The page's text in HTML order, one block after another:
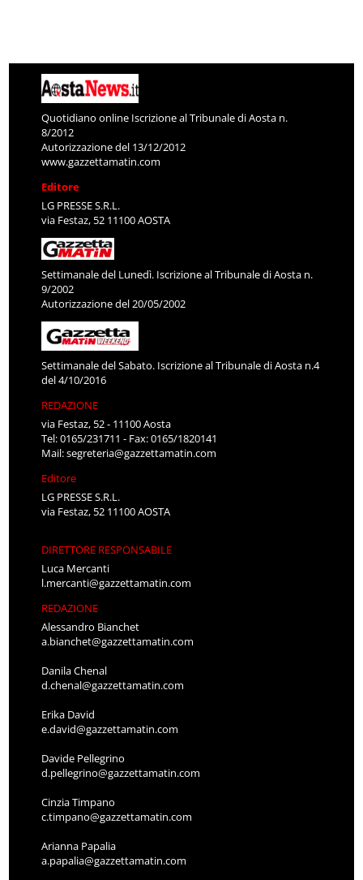
Quotidiano online Iscrizione al Tribunale di Aosta n.
8/2012
Autorizzazione del 13/12/2012
www.gazzettamatin.com
Editore
LG PRESSE S.R.L.
via Festaz, 52 11100 AOSTA
Settimanale del Lunedì. Iscrizione al Tribunale di Aosta n.
9/2002
Autorizzazione del 20/05/2002
Settimanale del Sabato. Iscrizione al Tribunale di Aosta n.4
del 4/10/2016
REDAZIONE
via Festaz, 52 - 11100 Aosta
Tel: 0165/231711 - Fax: 0165/1820141
Mail:segreteria@gazzettamatin.com
Editore
LG PRESSE S.R.L.
via Festaz, 52 11100 AOSTA
DIRETTORE RESPONSABILE
Luca Mercanti
l.mercanti@gazzettamatin.com
REDAZIONE
Alessandro Bianchet
a.bianchet@gazzettamatin.com
Danila Chenal
d.chenal@gazzettamatin.com
Erika David
e.david@gazzettamatin.com
Davide Pellegrino
d.pellegrino@gazzettamatin.com
Cinzia Timpano
c.timpano@gazzettamatin.com
Arianna Papalia
a.papalia@gazzettamatin.com